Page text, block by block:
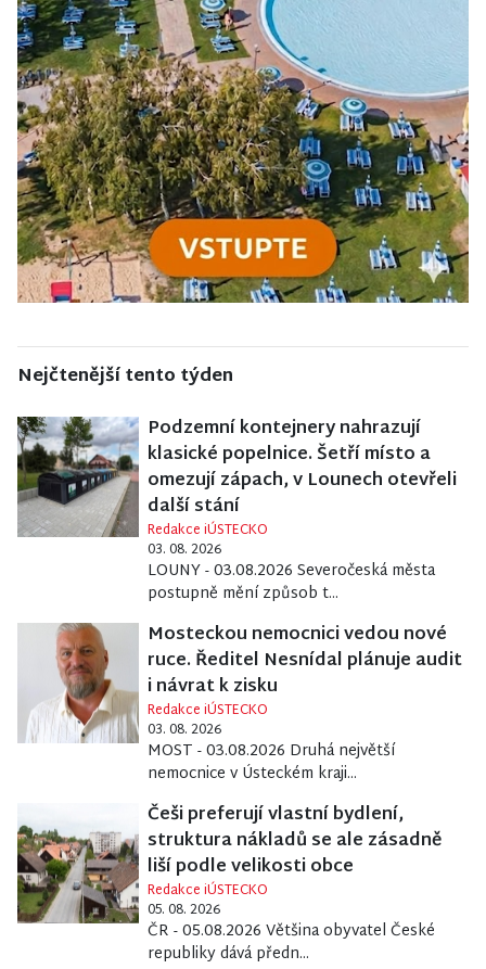
Nejčtenější tento týden
Podzemní kontejnery nahrazují
klasické popelnice. Šetří místo a
omezují zápach, v Lounech otevřeli
další stání
Redakce iÚSTECKO
03. 08. 2026
LOUNY - 03.08.2026 Severočeská města
postupně mění způsob t...
Mosteckou nemocnici vedou nové
ruce. Ředitel Nesnídal plánuje audit
i návrat k zisku
Redakce iÚSTECKO
03. 08. 2026
MOST - 03.08.2026 Druhá největší
nemocnice v Ústeckém kraji...
Češi preferují vlastní bydlení,
struktura nákladů se ale zásadně
liší podle velikosti obce
Redakce iÚSTECKO
05. 08. 2026
ČR - 05.08.2026 Většina obyvatel České
republiky dává předn...